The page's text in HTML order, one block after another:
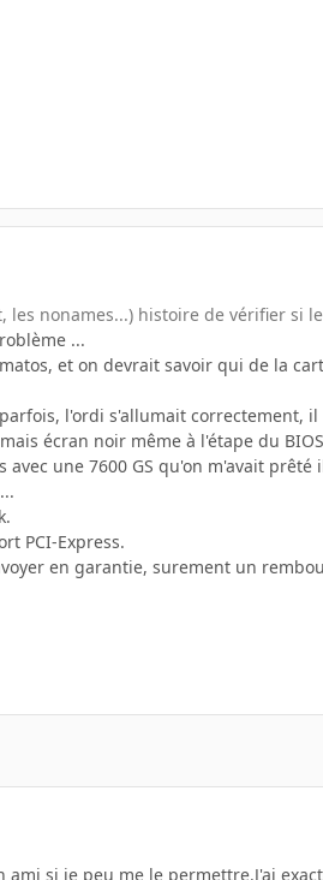
nonames...) histoire de vérifier si
...
et on devrait savoir qui de la
l'ordi s'allumait correctement,
écran noir même à l'étape du
une 7600 GS qu'on m'avait
PCI-Express.
en garantie, surement un
si je peu me le permettre.J'ai